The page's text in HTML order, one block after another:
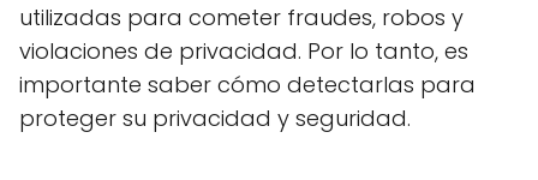
utilizadas para cometer fraudes, robos y
violaciones de privacidad. Por lo tanto, es
importante saber cómo detectarlas para
proteger su privacidad y seguridad.